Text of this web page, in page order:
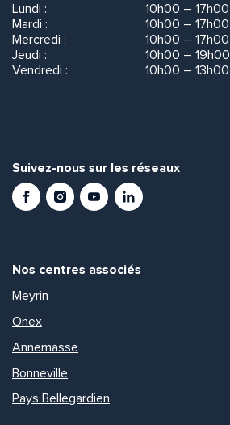
Lundi :
10h00 – 17h00
Mardi :
10h00 – 17h00
Mercredi :
10h00 – 17h00
Jeudi :
10h00 – 19h00
Vendredi :
10h00 – 13h00
Suivez-nous sur les réseaux
FacebookInstagramYoutubeLinkedIn
Nos centres associés
Meyrin
Onex
Annemasse
Bonneville
Pays Bellegardien
Message*
Envoyer
Commentaire*
Envoyer